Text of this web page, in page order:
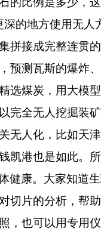
深的地方使用无
拼接成完整连贯
预测瓦斯的爆炸
选煤炭，用大模
完全无人挖掘装
无人化，比如天
凯港也是如此。
健康。大家知道
切片的分析，帮
，也可以用专用